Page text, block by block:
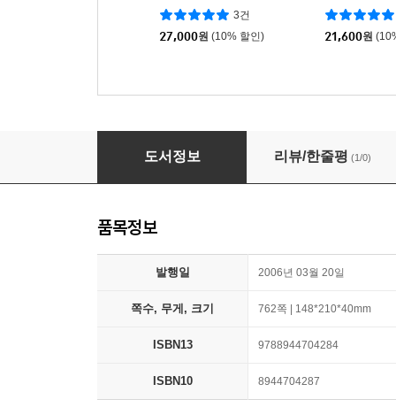
3건
27,000원 (10% 할인) 21,600원
예언서개론
도서정보 리뷰/한줄평 (1/0)
품목정보
발행일 2006년 03월 20일
쪽수, 무게, 크기 762쪽 | 148*210*40mm
ISBN13 9788944704284
ISBN10 8944704287